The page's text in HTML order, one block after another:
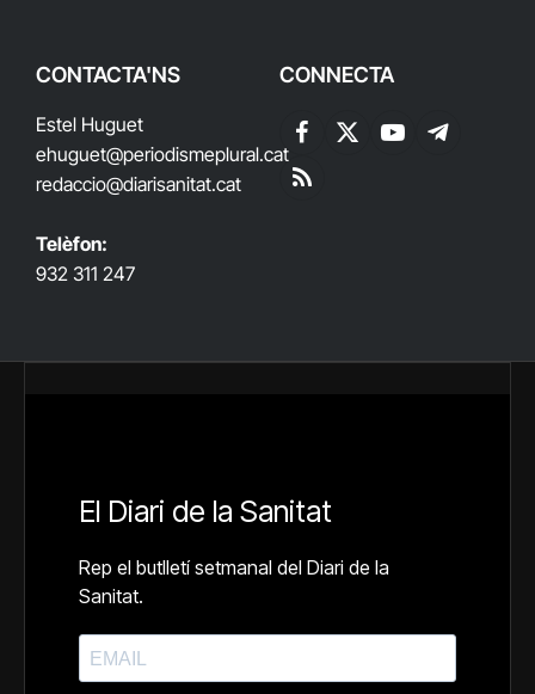
CONTACTA'NS
Estel Huguet
ehuguet@periodismeplural.cat
redaccio@diarisanitat.cat
Telèfon:
932 311 247
CONNECTA
Facebook
X
YouTubeTelegram
RSS